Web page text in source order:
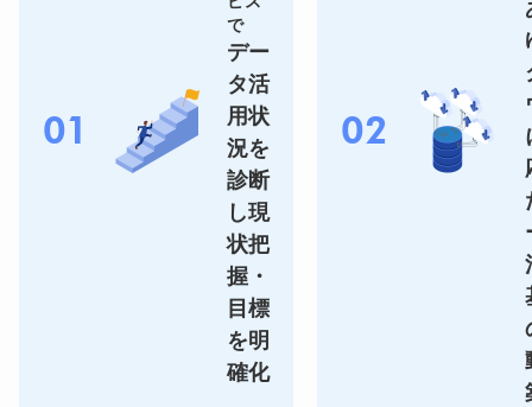
01
で
デー
タ活
用状
況を
診断
し現
状把
握・
目標
を明
確化
02